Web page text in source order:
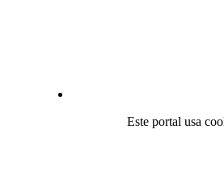
Este portal usa